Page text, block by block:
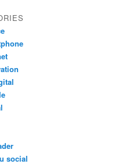
social